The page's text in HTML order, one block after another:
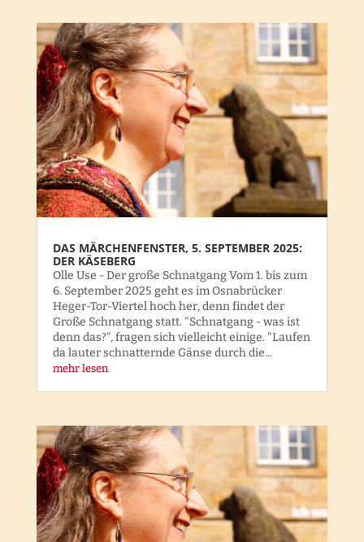
DAS MÄRCHENFENSTER, 5. SEPTEMBER 2025:
DER KÄSEBERG
Olle Use - Der große Schnatgang Vom 1. bis zum
6. September 2025 geht es im Osnabrücker
Heger-Tor-Viertel hoch her, denn findet der
Große Schnatgang statt. "Schnatgang - was ist
denn das?", fragen sich vielleicht einige. "Laufen
da lauter schnatternde Gänse durch die...
mehr lesen